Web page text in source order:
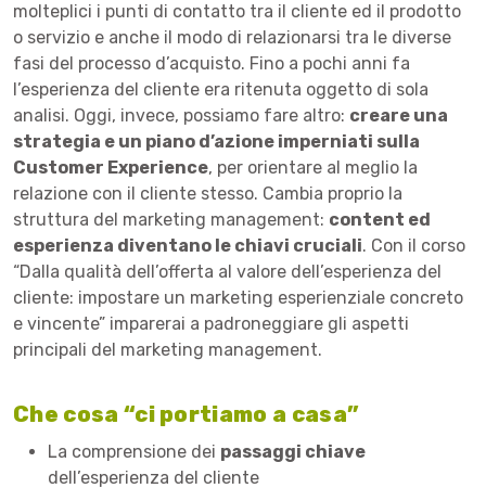
molteplici i punti di contatto tra il cliente ed il prodotto
o servizio e anche il modo di relazionarsi tra le diverse
fasi del processo d’acquisto. Fino a pochi anni fa
l’esperienza del cliente era ritenuta oggetto di sola
analisi. Oggi, invece, possiamo fare altro: creare una
strategia e un piano d’azione imperniati sulla
Customer Experience, per orientare al meglio la
relazione con il cliente stesso. Cambia proprio la
struttura del marketing management: content ed
esperienza diventano le chiavi cruciali. Con il corso
“Dalla qualità dell’offerta al valore dell’esperienza del
cliente: impostare un marketing esperienziale concreto
e vincente” imparerai a padroneggiare gli aspetti
principali del marketing management.
Che cosa “ci portiamo a casa”
La comprensione dei passaggi chiave
dell’esperienza del cliente